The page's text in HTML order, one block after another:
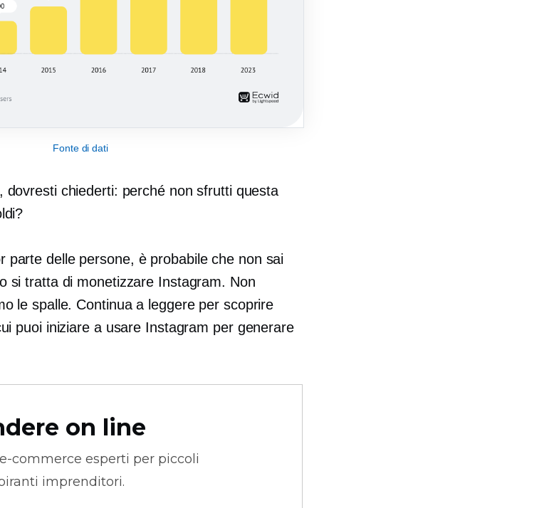
Fonte di dati
dovresti chiederti: perché non sfrutti questa
parte delle persone, è probabile che non sai
si tratta di monetizzare Instagram. Non
le spalle. Continua a leggere per scoprire
puoi iniziare a usare Instagram per generare
on line
e-commerce esperti per piccoli
imprenditori.